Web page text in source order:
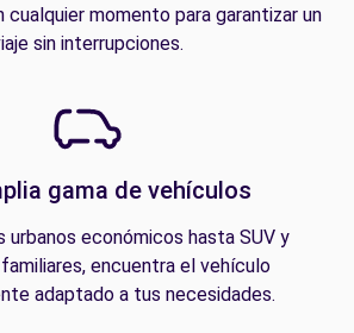
cualquier momento para garantizar un
sin interrupciones.
gama de vehículos
urbanos económicos hasta SUV y
encuentra el vehículo
adaptado a tus necesidades.